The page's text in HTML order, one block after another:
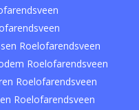
Roelofarendsveen
Roelofarendsveen
Roelofarendsveen
Roelofarendsveen